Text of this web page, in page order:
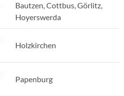
Bautzen, Cottbus, Görlitz,
Hoyerswerda
Holzkirchen
Papenburg